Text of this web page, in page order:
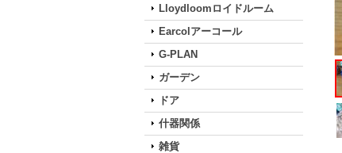
Lloydloomロイドルーム
Earcolアーコール
G-PLAN
ガーデン
ドア
什器関係
雑貨